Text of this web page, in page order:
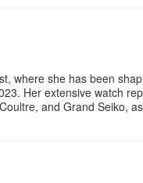
where she has been
Her extensive watch
and Grand Seiko,